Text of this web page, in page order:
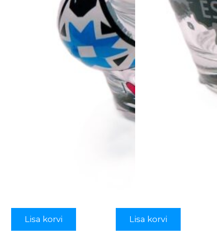
Lisa korvi Lisa korvi